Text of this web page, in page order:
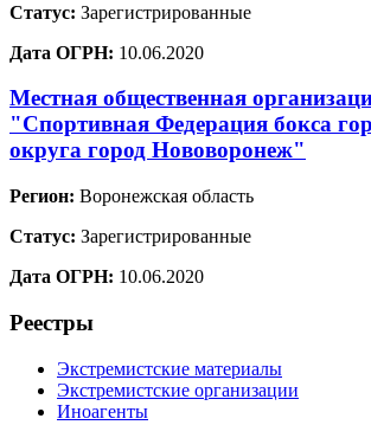
Статус: Зарегистрированные
Дата ОГРН: 10.06.2020
Местная общественная
"Спортивная Федерация бокса
округа город Нововоронеж"
Регион: Воронежская область
Статус: Зарегистрированные
Дата ОГРН: 10.06.2020
Реестры
Экстремистские материалы
Экстремистские организации
Иноагенты